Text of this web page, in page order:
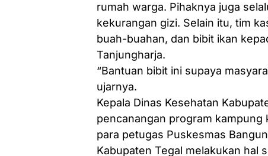
rumah warga. Pihaknya juga
kekurangan gizi. Selain itu, tim
buah-buahan, dan bibit ikan
Tanjungharja.
“Bantuan bibit ini supaya
ujarnya.
Kepala Dinas Kesehatan
pencanangan program
para petugas Puskesmas
Kabupaten Tegal melakukan hal